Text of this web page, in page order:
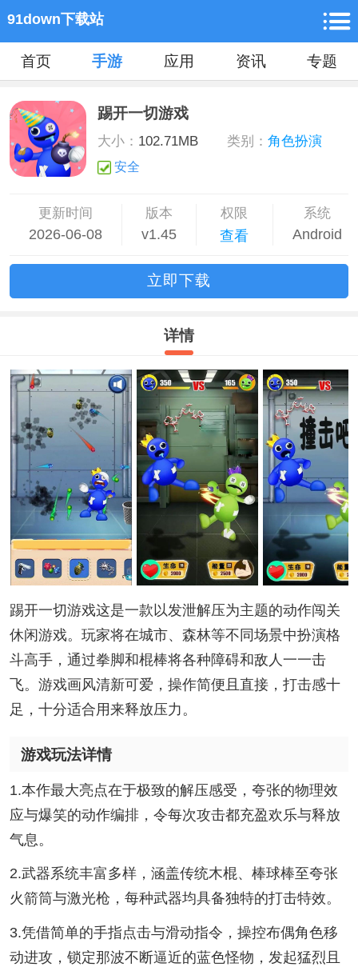
91down下载站
首页 手游 应用 资讯 专题
踢开一切游戏
大小： 102.71MB 类别： 角色扮演
安全
更新时间
2026-06-08
版本
v1.45
权限
查看
系统
Android
立即下载
详情
踢开一切游戏这是一款以发泄解压为主题的动作闯关
休闲游戏。玩家将在城市、森林等不同场景中扮演格
斗高手，通过拳脚和棍棒将各种障碍和敌人一一击
飞。游戏画风清新可爱，操作简便且直接，打击感十
足，十分适合用来释放压力。
游戏玩法详情
1.本作最大亮点在于极致的解压感受，夸张的物理效
应与爆笑的动作编排，令每次攻击都充盈欢乐与释放
气息。
2.武器系统丰富多样，涵盖传统木棍、棒球棒至夸张
火箭筒与激光枪，每种武器均具备独特的打击特效。
3.凭借简单的手指点击与滑动指令，操控布偶角色移
动进攻，锁定那波不断逼近的蓝色怪物，发起猛烈且